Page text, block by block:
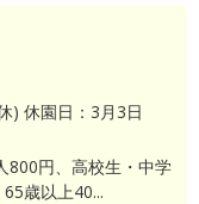
) 休園日：3月3日
800円、高校生・中学
歳以上40...